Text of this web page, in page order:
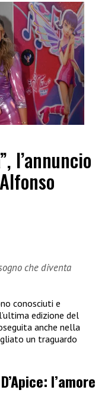
l’annuncio
che diventa
conosciuti e
edizione del
anche nella
un traguardo
l’amore